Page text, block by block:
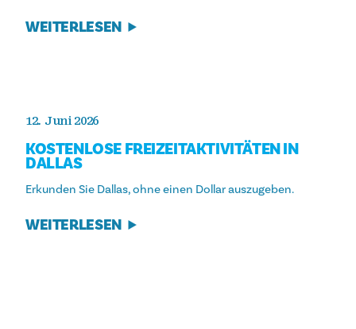
WEITERLESEN
12. Juni 2026
KOSTENLOSE FREIZEITAKTIVITÄTEN IN
DALLAS
Erkunden Sie Dallas, ohne einen Dollar auszugeben.
WEITERLESEN